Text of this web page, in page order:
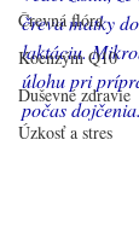
Črevná flóra
Koenzým Q10
Duševné zdravie
Úzkosť a stres
čreva matky
laktáciu.
úlohu pri
počas dojčenia.